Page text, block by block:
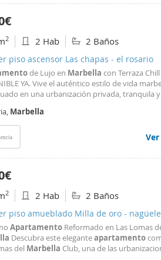
2 2 Hab 2 Baños
piso ascensor Las chapas - el rosario
de Lujo en Marbella con Terraza
YA. Vive el auténtico estilo de vida
en una urbanización privada, tranquila
y 2 baños completos (incluye toallas y sábanas
Marbella
2 2 Hab 2 Baños
piso amueblado Milla de oro -
Apartamento Reformado en Las Lomas
Descubra este eleganteapartamento
del Marbella Club, una de las